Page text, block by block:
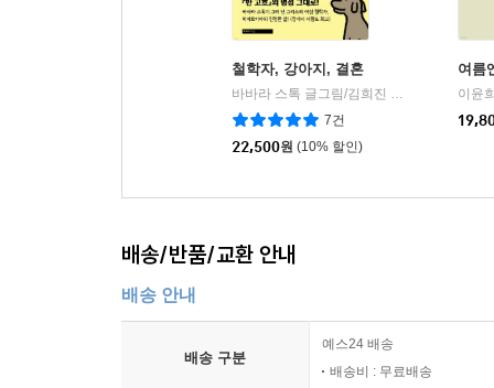
철학자, 강아지, 결혼
바바라 스톡 글그림/김희진 역
미메시스
7건
22,500원 (10% 할인)
여름
이윤
배송/반품/교환 안내
배송 안내
배송 구분
예스24 배송
배송비 : 무료배송